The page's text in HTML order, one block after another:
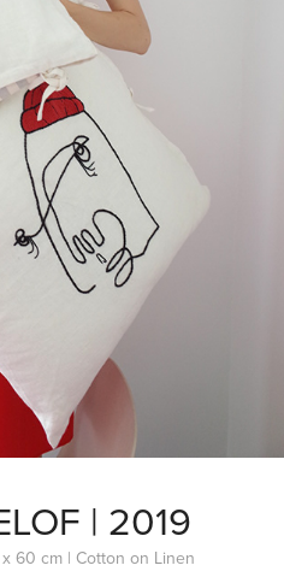
| 2019
60 cm | Cotton on Linen